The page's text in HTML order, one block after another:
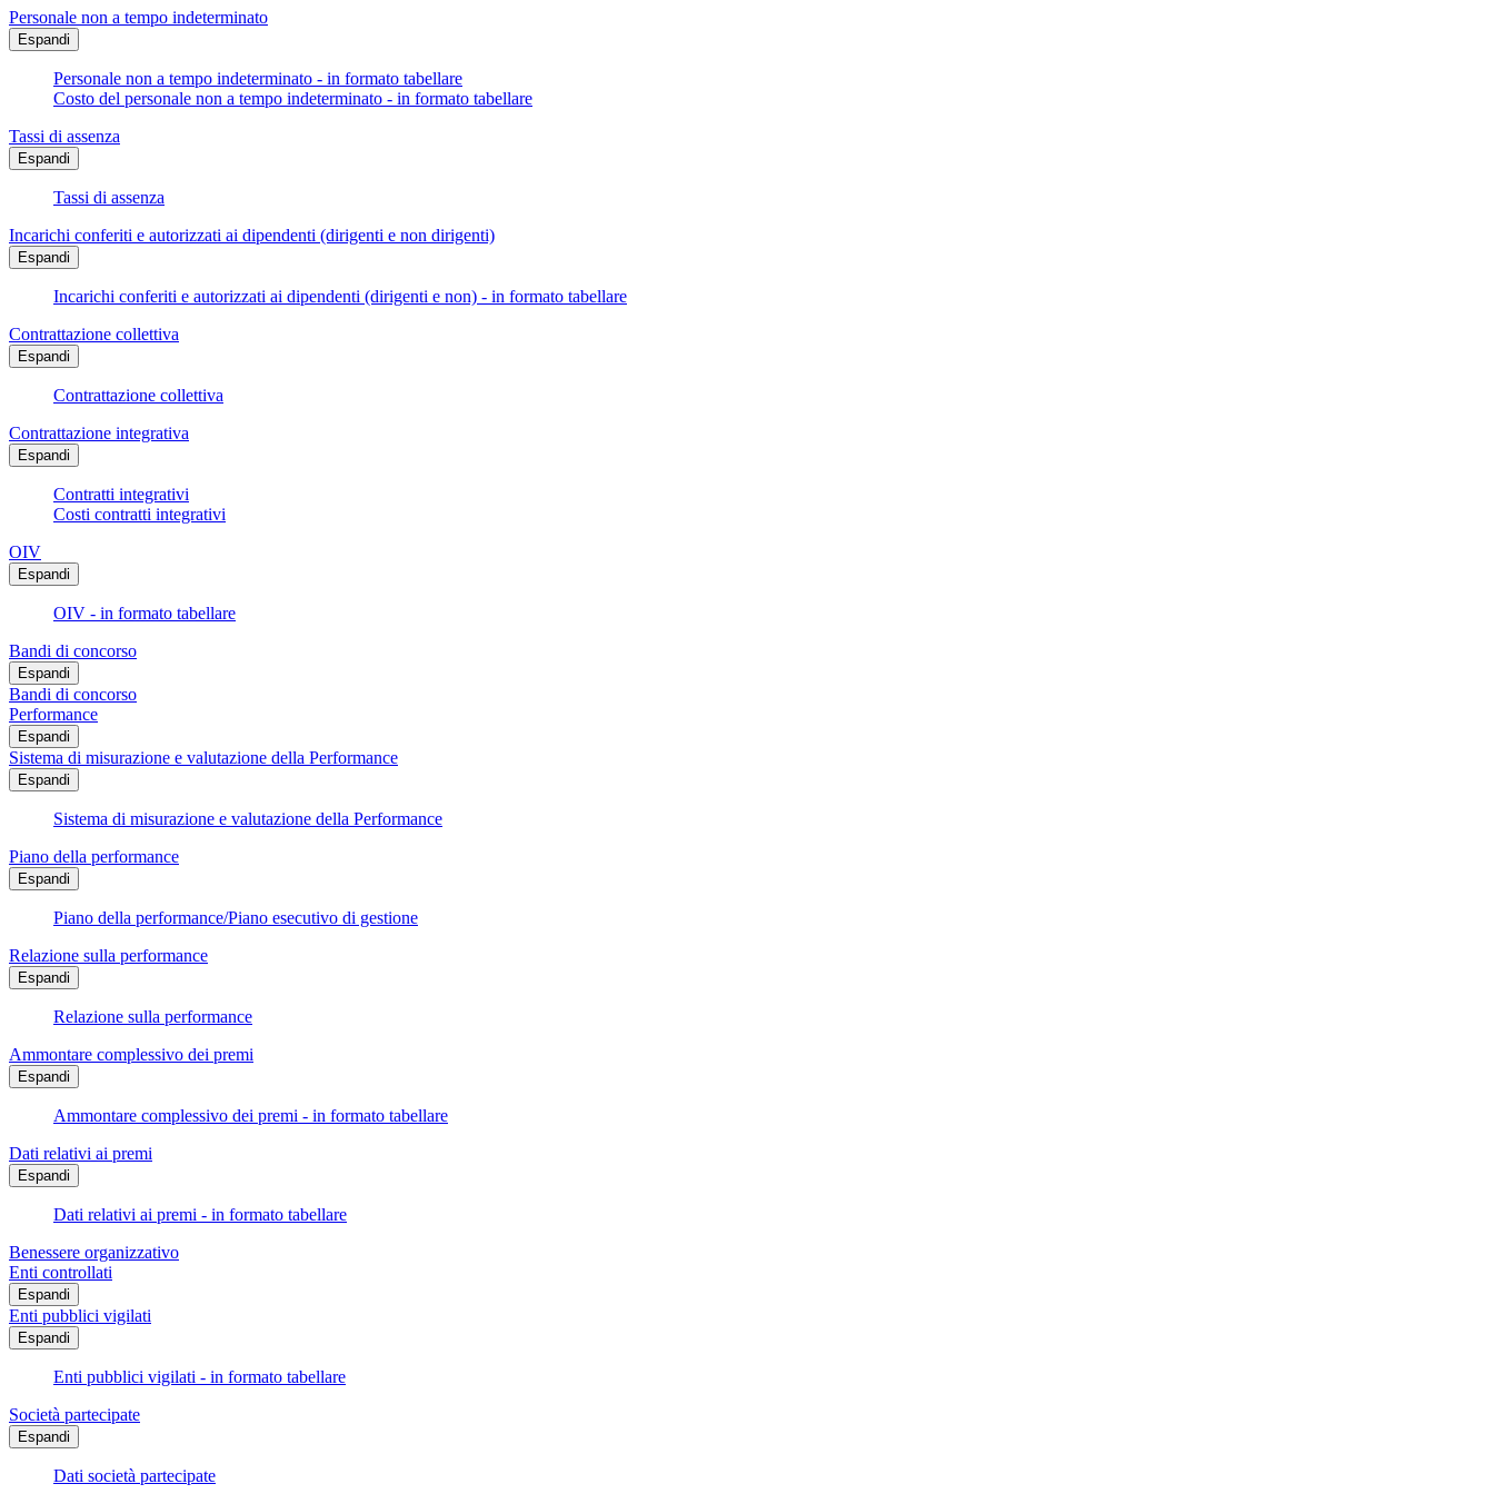
Personale non a tempo indeterminato
Espandi
Personale non a tempo indeterminato - in formato tabellare
Costo del personale non a tempo indeterminato - in formato tabellare
Tassi di assenza
Espandi
Tassi di assenza
Incarichi conferiti e autorizzati ai dipendenti (dirigenti e non dirigenti)
Espandi
Incarichi conferiti e autorizzati ai dipendenti (dirigenti e non) - in formato tabellare
Contrattazione collettiva
Espandi
Contrattazione collettiva
Contrattazione integrativa
Espandi
Contratti integrativi
Costi contratti integrativi
OIV
Espandi
OIV - in formato tabellare
Bandi di concorso
Espandi
Bandi di concorso
Performance
Espandi
Sistema di misurazione e valutazione della Performance
Espandi
Sistema di misurazione e valutazione della Performance
Piano della performance
Espandi
Piano della performance/Piano esecutivo di gestione
Relazione sulla performance
Espandi
Relazione sulla performance
Ammontare complessivo dei premi
Espandi
Ammontare complessivo dei premi - in formato tabellare
Dati relativi ai premi
Espandi
Dati relativi ai premi - in formato tabellare
Benessere organizzativo
Enti controllati
Espandi
Enti pubblici vigilati
Espandi
Enti pubblici vigilati - in formato tabellare
Società partecipate
Espandi
Dati società partecipate